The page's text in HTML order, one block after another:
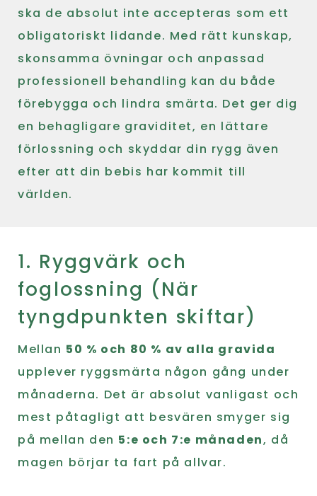
ska de absolut inte accepteras som ett
obligatoriskt lidande. Med rätt kunskap,
skonsamma övningar och anpassad
professionell behandling kan du både
förebygga och lindra smärta. Det ger dig
en behagligare graviditet, en lättare
förlossning och skyddar din rygg även
efter att din bebis har kommit till
världen.
1. Ryggvärk och
foglossning (När
tyngdpunkten skiftar)
Mellan 50 % och 80 % av alla gravida
upplever ryggsmärta någon gång under
månaderna. Det är absolut vanligast och
mest påtagligt att besvären smyger sig
på mellan den 5:e och 7:e månaden, då
magen börjar ta fart på allvar.